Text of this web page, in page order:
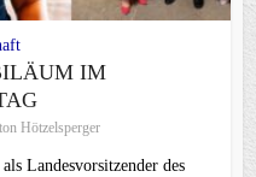
IM
Hötzelsperger
Landesvorsitzender des